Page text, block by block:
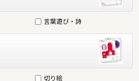
言葉遊び・詩
切り絵